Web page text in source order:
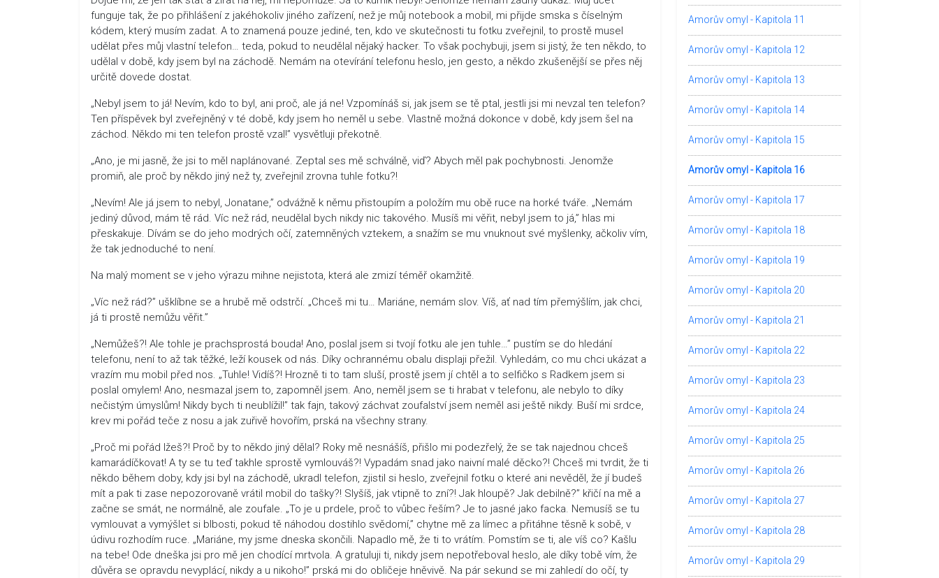
funguje tak, že po přihlášení z jakéhokoliv jiného zařízení, než je můj notebook a mobil, mi přijde smska s číselným
kódem, který musím zadat. A to znamená pouze jediné, ten, kdo ve skutečnosti tu fotku zveřejnil, to prostě musel
udělat přes můj vlastní telefon… teda, pokud to neudělal nějaký hacker. To však pochybuji, jsem si jistý, že ten někdo, to
udělal v době, kdy jsem byl na záchodě. Nemám na otevírání telefonu heslo, jen gesto, a někdo zkušenější se přes něj
určitě dovede dostat.
„Nebyl jsem to já! Nevím, kdo to byl, ani proč, ale já ne! Vzpomínáš si, jak jsem se tě ptal, jestli jsi mi nevzal ten telefon?
Ten příspěvek byl zveřejněný v té době, kdy jsem ho neměl u sebe. Vlastně možná dokonce v době, kdy jsem šel na
záchod. Někdo mi ten telefon prostě vzal!” vysvětluji překotně.
„Ano, je mi jasně, že jsi to měl naplánované. Zeptal ses mě schválně, viď? Abych měl pak pochybnosti. Jenomže
promiň, ale proč by někdo jiný než ty, zveřejnil zrovna tuhle fotku?!
„Nevím! Ale já jsem to nebyl, Jonatane,” odvážně k němu přistoupím a položím mu obě ruce na horké tváře. „Nemám
jediný důvod, mám tě rád. Víc než rád, neudělal bych nikdy nic takového. Musíš mi věřit, nebyl jsem to já,” hlas mi
přeskakuje. Dívám se do jeho modrých očí, zatemněných vztekem, a snažím se mu vnuknout své myšlenky, ačkoliv vím,
že tak jednoduché to není.
Na malý moment se v jeho výrazu mihne nejistota, která ale zmizí téměř okamžitě.
„Víc než rád?” ušklíbne se a hrubě mě odstrčí. „Chceš mi tu… Mariáne, nemám slov. Víš, ať nad tím přemýšlím, jak chci,
já ti prostě nemůžu věřit.”
„Nemůžeš?! Ale tohle je prachsprostá bouda! Ano, poslal jsem si tvojí fotku ale jen tuhle…” pustím se do hledání
telefonu, není to až tak těžké, leží kousek od nás. Díky ochrannému obalu displaji přežil. Vyhledám, co mu chci ukázat a
vrazím mu mobil před nos. „Tuhle! Vidíš?! Hrozně ti to tam sluší, prostě jsem jí chtěl a to selfičko s Radkem jsem si
poslal omylem! Ano, nesmazal jsem to, zapomněl jsem. Ano, neměl jsem se ti hrabat v telefonu, ale nebylo to díky
nečistým úmyslům! Nikdy bych ti neublížil!” tak fajn, takový záchvat zoufalství jsem neměl asi ještě nikdy. Buší mi srdce,
krev mi pořád teče z nosu a jak zuřivě hovořím, prská na všechny strany.
„Proč mi pořád lžeš?! Proč by to někdo jiný dělal? Roky mě nesnášíš, přišlo mi podezřelý, že se tak najednou chceš
kamarádíčkovat! A ty se tu teď takhle sprostě vymlouváš?! Vypadám snad jako naivní malé děcko?! Chceš mi tvrdit, že ti
někdo během doby, kdy jsi byl na záchodě, ukradl telefon, zjistil si heslo, zveřejnil fotku o které ani nevěděl, že jí budeš
mít a pak ti zase nepozorovaně vrátil mobil do tašky?! Slyšíš, jak vtipně to zní?! Jak hloupě? Jak debilně?” křičí na mě a
začne se smát, ne normálně, ale zoufale. „To je u prdele, proč to vůbec řeším? Je to jasné jako facka. Nemusíš se tu
vymlouvat a vymýšlet si blbosti, pokud tě náhodou dostihlo svědomí,” chytne mě za límec a přitáhne těsně k sobě, v
údivu rozhodím ruce. „Mariáne, my jsme dneska skončili. Napadlo mě, že ti to vrátím. Pomstím se ti, ale víš co? Kašlu
na tebe! Ode dneška jsi pro mě jen chodící mrtvola. A gratuluji ti, nikdy jsem nepotřeboval heslo, ale díky tobě vím, že
důvěra se opravdu nevyplácí, nikdy a u nikoho!” prská mi do obličeje hněvivě. Na pár sekund se mi zahledí do očí, ty
Amorův omyl - Kapitola 11
Amorův omyl - Kapitola 12
Amorův omyl - Kapitola 13
Amorův omyl - Kapitola 14
Amorův omyl - Kapitola 15
Amorův omyl - Kapitola 16
Amorův omyl - Kapitola 17
Amorův omyl - Kapitola 18
Amorův omyl - Kapitola 19
Amorův omyl - Kapitola 20
Amorův omyl - Kapitola 21
Amorův omyl - Kapitola 22
Amorův omyl - Kapitola 23
Amorův omyl - Kapitola 24
Amorův omyl - Kapitola 25
Amorův omyl - Kapitola 26
Amorův omyl - Kapitola 27
Amorův omyl - Kapitola 28
Amorův omyl - Kapitola 29